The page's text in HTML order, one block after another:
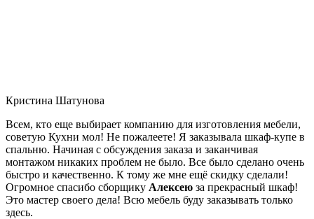
Кристина Шатунова
Всем, кто еще выбирает компанию для изготовления мебели,
советую Кухни мол! Не пожалеете! Я заказывала шкаф-купе в
спальню. Начиная с обсуждения заказа и заканчивая
монтажом никаких проблем не было. Все было сделано очень
быстро и качественно. К тому же мне ещё скидку сделали!
Огромное спасибо сборщику Алексею за прекрасный шкаф!
Это мастер своего дела! Всю мебель буду заказывать только
здесь.